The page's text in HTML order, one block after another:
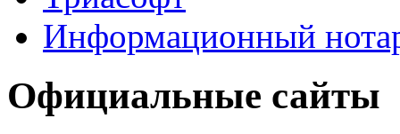
Информационный
Официальные сайты